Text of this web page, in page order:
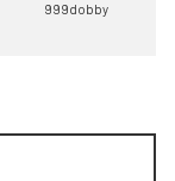
999dobby